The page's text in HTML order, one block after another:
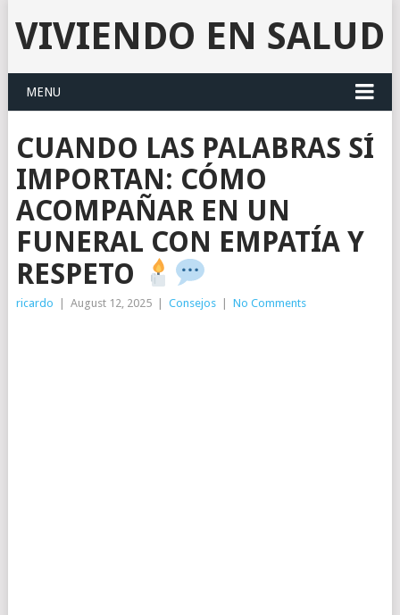
VIVIENDO EN SALUD
MENU
CUANDO LAS PALABRAS SÍ
IMPORTAN: CÓMO
ACOMPAÑAR EN UN
FUNERAL CON EMPATÍA Y
RESPETO
ricardo August 12, 2025 Consejos No Comments